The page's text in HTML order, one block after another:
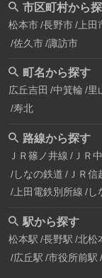
市区町村から
松本市 長野市 上田
佐久市 諏訪市
町名から探す
広丘吉田 中箕輪 里
寿北
路線から探す
ＪＲ篠ノ井線 ＪＲ
しなの鉄道 ＪＲ信
上田電鉄別所線 し
駅から探す
松本駅 長野駅 北松
広丘駅 市役所前駅